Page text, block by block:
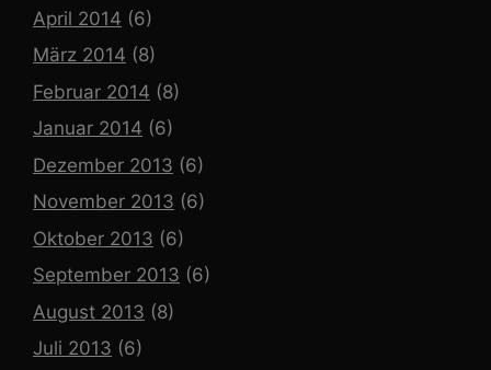
April 2014 (6)
März 2014 (8)
Februar 2014 (8)
Januar 2014 (6)
Dezember 2013 (6)
November 2013 (6)
Oktober 2013 (6)
September 2013 (6)
August 2013 (8)
Juli 2013 (6)